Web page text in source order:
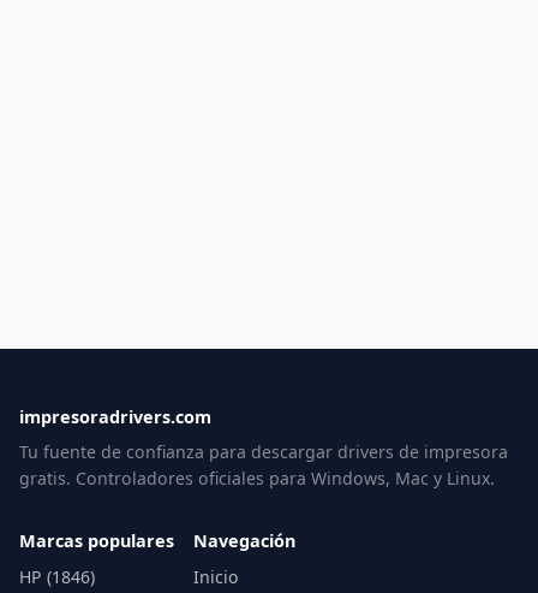
impresoradrivers.com
Tu fuente de confianza para descargar drivers de impresora
gratis. Controladores oficiales para Windows, Mac y Linux.
Marcas populares
HP (1846)
Navegación
Inicio